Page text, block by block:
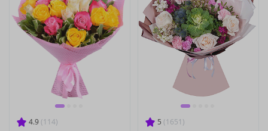
4.9 (114) 5 (1651)